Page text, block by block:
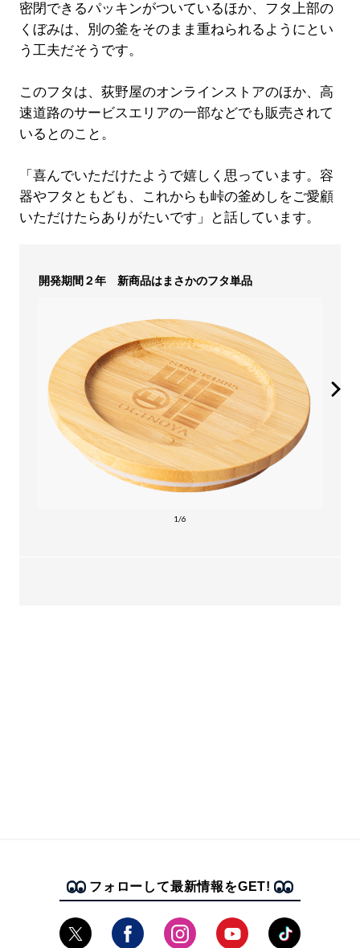
密閉できるパッキンがついているほか、フタ上部の
くぼみは、別の釜をそのまま重ねられるようにとい
う工夫だそうです。
このフタは、荻野屋のオンラインストアのほか、高
速道路のサービスエリアの一部などでも販売されて
いるとのこと。
「喜んでいただけたようで嬉しく思っています。容
器やフタともども、これからも峠の釜めしをご愛顧
いただけたらありがたいです」と話しています。
開発期間２年 新商品はまさかのフタ単品
1/6
フォローして最新情報をGET!